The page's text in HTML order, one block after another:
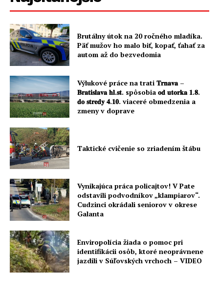
Brutálny útok na 20 ročného mladíka.
Päť mužov ho malo biť, kopať, ťahať za
autom až do bezvedomia
Výlukové práce na trati 𝐓𝐫𝐧𝐚𝐯𝐚 –
𝐁𝐫𝐚𝐭𝐢𝐬𝐥𝐚𝐯𝐚 𝐡𝐥.𝐬𝐭. spôsobia 𝐨𝐝 𝐮𝐭𝐨𝐫𝐤𝐚 𝟏.𝟖.
𝐝𝐨 𝐬𝐭𝐫𝐞𝐝𝐲 𝟒.𝟏𝟎. viaceré obmedzenia a
zmeny v doprave
Taktické cvičenie so zriadením štábu
Vynikajúca práca policajtov! V Pate
odstavili podvodníkov „klampiarov“.
Cudzinci okrádali seniorov v okrese
Galanta
Enviropolícia žiada o pomoc pri
identifikácii osôb, ktoré neoprávnene
jazdili v Súľovských vrchoch – VIDEO